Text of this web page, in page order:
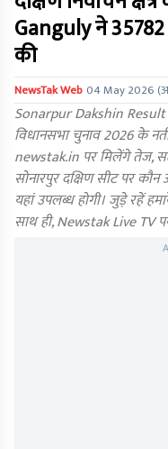
Ganguly ने
की
NewsTak Web04 May 2026
Sonarpur Dakshin
विधानसभा चुनाव 2026 के
newstak.in पर मिलेंगे तेज,
सोनारपुर दक्षिण सीट पर
यहां उपलब्ध होगी। जुड़े रहें
साथ ही, Newstak Live TV